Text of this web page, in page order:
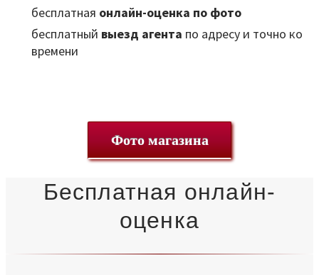
бесплатная онлайн-оценка по фото
бесплатный выезд агента по адресу и точно ко
времени
Фото магазина
Бесплатная онлайн-
оценка